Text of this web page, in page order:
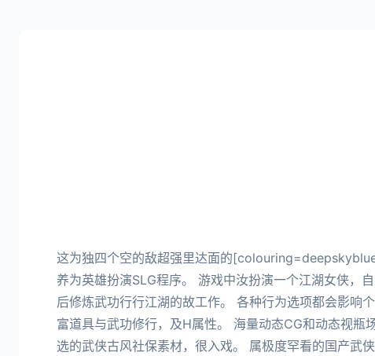
这为独四个空的敌超强里达面的
养为英雄扮演SLG程序。 游戏中汝扮演一个江湖女侠，
后修炼武功行行江湖的故工作。 各种行为选项都会影响
富道具与武功修行，及H属性。 海量动态CG和动态视瓶
选的武侠古风社保素材，很入戏。 属极度罕看的国产武